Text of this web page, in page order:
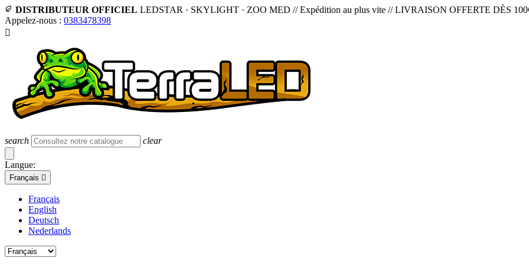
DISTRIBUTEUR OFFICIEL LEDSTAR · SKYLIGHT · ZOO MED // Expédition au plus vite // LIVRAISON OFFERTE DÈS
Appelez-nous : 0383478398

search clear
Langue:
Français 
Français
English
Deutsch
Nederlands